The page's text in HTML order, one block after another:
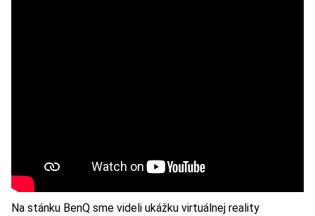
Na stánku BenQ sme videli ukážku virtuálnej reality